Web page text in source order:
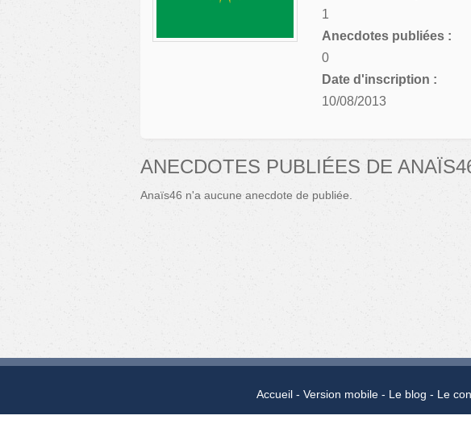
1
Anecdotes publiées :
0
Date d'inscription :
10/08/2013
ANECDOTES PUBLIÉES DE
Anaïs46 n'a aucune anecdote de publiée.
Accueil Version mobile Le blog Le